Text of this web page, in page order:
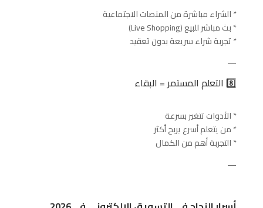
* الشراء مباشرة من المنصات الاجتماعية
* بث مباشر للبيع (Live Shopping)
* تجربة شراء سريعة بدون تعقيد
—
8️⃣ التعلم المستمر = البقاء
* الأدوات تتغير بسرعة
* من يتعلم أسرع يربح أكثر
* التجربة أهم من الكمال
—